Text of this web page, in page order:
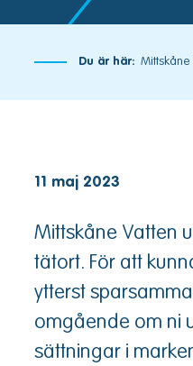
Du är här: Mittskåne
11 maj 2023
Mittskåne Vatten
tätort. För att
ytterst
omgående om ni
sättningar i